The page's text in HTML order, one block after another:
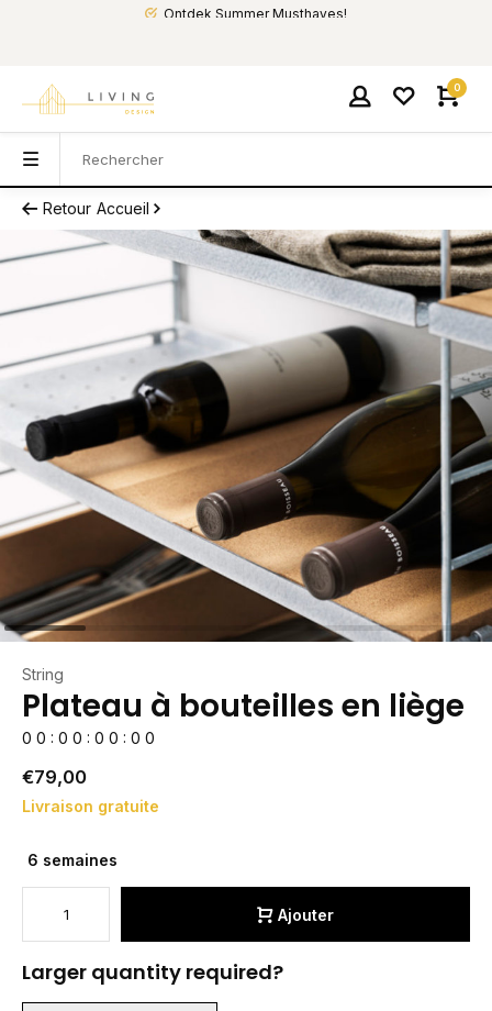
Ontdek Summer Musthaves!
0
Retour Accueil
String
Plateau à bouteilles en liège
0 0 : 0 0 : 0 0 : 0 0
€79,00
Livraison gratuite
6 semaines
Ajouter
Larger quantity required?